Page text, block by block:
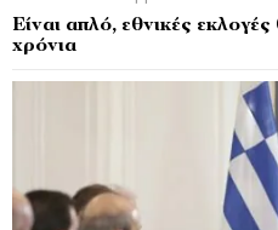
Είναι απλό, εθνικές
χρόνια